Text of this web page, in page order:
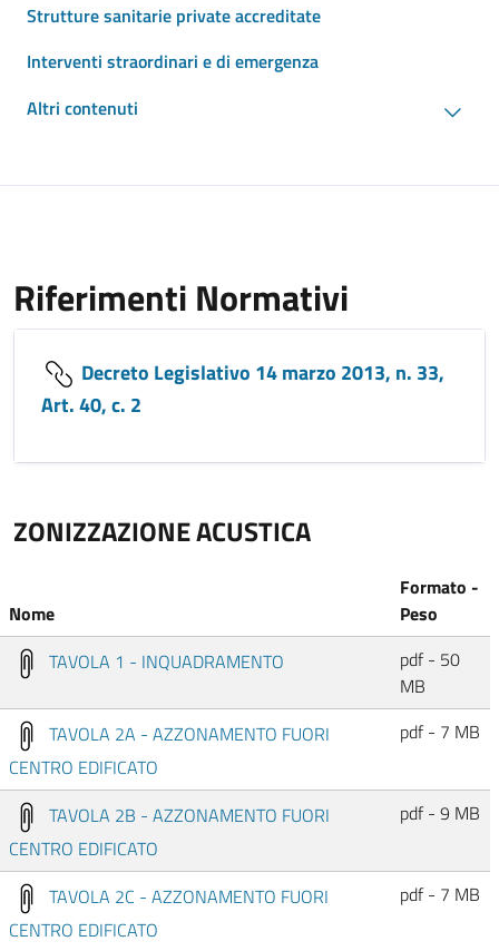
Strutture sanitarie private accreditate
Interventi straordinari e di emergenza
Altri contenuti
Riferimenti Normativi
Decreto Legislativo 14 marzo 2013, n. 33,
Art. 40, c. 2
ZONIZZAZIONE ACUSTICA
Nome
Formato -
Peso
TAVOLA 1 - INQUADRAMENTO
pdf - 50
MB
TAVOLA 2A - AZZONAMENTO FUORI
CENTRO EDIFICATO
pdf - 7 MB
TAVOLA 2B - AZZONAMENTO FUORI
CENTRO EDIFICATO
pdf - 9 MB
TAVOLA 2C - AZZONAMENTO FUORI
CENTRO EDIFICATO
pdf - 7 MB